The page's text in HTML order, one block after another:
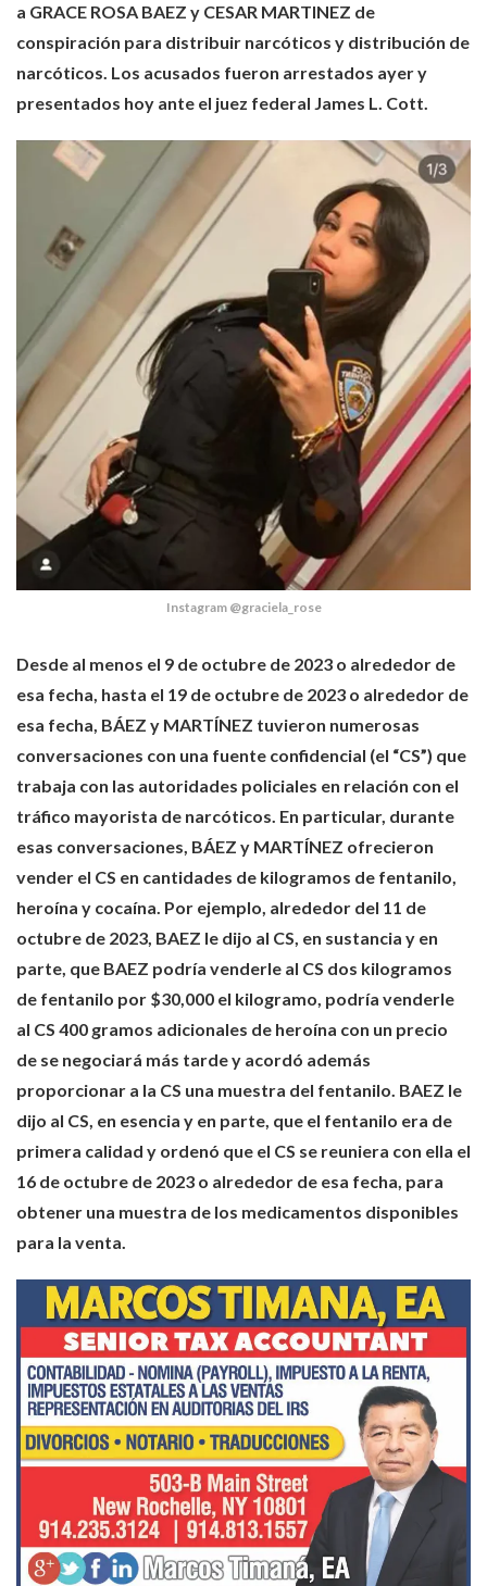
a GRACE ROSA BAEZ y CESAR MARTINEZ de
conspiración para distribuir narcóticos y distribución de
narcóticos. Los acusados fueron arrestados ayer y
presentados hoy ante el juez federal James L. Cott.
Instagram @graciela_rose
Desde al menos el 9 de octubre de 2023 o alrededor de
esa fecha, hasta el 19 de octubre de 2023 o alrededor de
esa fecha, BÁEZ y MARTÍNEZ tuvieron numerosas
conversaciones con una fuente confidencial (el “CS”) que
trabaja con las autoridades policiales en relación con el
tráfico mayorista de narcóticos. En particular, durante
esas conversaciones, BÁEZ y MARTÍNEZ ofrecieron
vender el CS en cantidades de kilogramos de fentanilo,
heroína y cocaína. Por ejemplo, alrededor del 11 de
octubre de 2023, BAEZ le dijo al CS, en sustancia y en
parte, que BAEZ podría venderle al CS dos kilogramos
de fentanilo por $30,000 el kilogramo, podría venderle
al CS 400 gramos adicionales de heroína con un precio
de se negociará más tarde y acordó además
proporcionar a la CS una muestra del fentanilo. BAEZ le
dijo al CS, en esencia y en parte, que el fentanilo era de
primera calidad y ordenó que el CS se reuniera con ella el
16 de octubre de 2023 o alrededor de esa fecha, para
obtener una muestra de los medicamentos disponibles
para la venta.